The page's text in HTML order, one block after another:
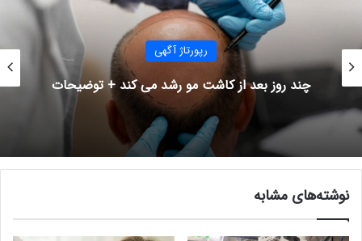
رپورتاژ آگهی
چند روز بعد از کاشت مو رشد می کند + توضیحات
نوشته‌های مشابه